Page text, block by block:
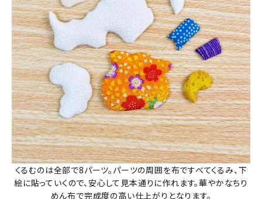
くるむのは全部で8パーツ。パーツの周囲を布ですべてくるみ、下
絵に貼っていくので、安心して見本通りに作れます。華やかなちり
めん布で完成度の高い仕上がりとなります。